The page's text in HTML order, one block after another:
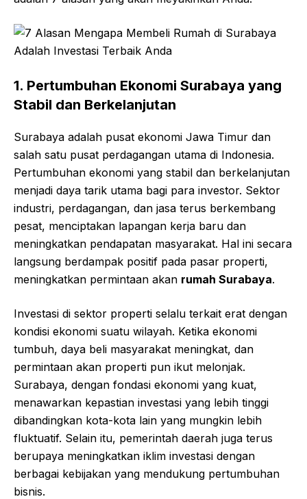
1. Pertumbuhan Ekonomi Surabaya yang
Stabil dan Berkelanjutan
Surabaya adalah pusat ekonomi Jawa Timur dan
salah satu pusat perdagangan utama di Indonesia.
Pertumbuhan ekonomi yang stabil dan berkelanjutan
menjadi daya tarik utama bagi para investor. Sektor
industri, perdagangan, dan jasa terus berkembang
pesat, menciptakan lapangan kerja baru dan
meningkatkan pendapatan masyarakat. Hal ini secara
langsung berdampak positif pada pasar properti,
meningkatkan permintaan akan rumah Surabaya.
Investasi di sektor properti selalu terkait erat dengan
kondisi ekonomi suatu wilayah. Ketika ekonomi
tumbuh, daya beli masyarakat meningkat, dan
permintaan akan properti pun ikut melonjak.
Surabaya, dengan fondasi ekonomi yang kuat,
menawarkan kepastian investasi yang lebih tinggi
dibandingkan kota-kota lain yang mungkin lebih
fluktuatif. Selain itu, pemerintah daerah juga terus
berupaya meningkatkan iklim investasi dengan
berbagai kebijakan yang mendukung pertumbuhan
bisnis.